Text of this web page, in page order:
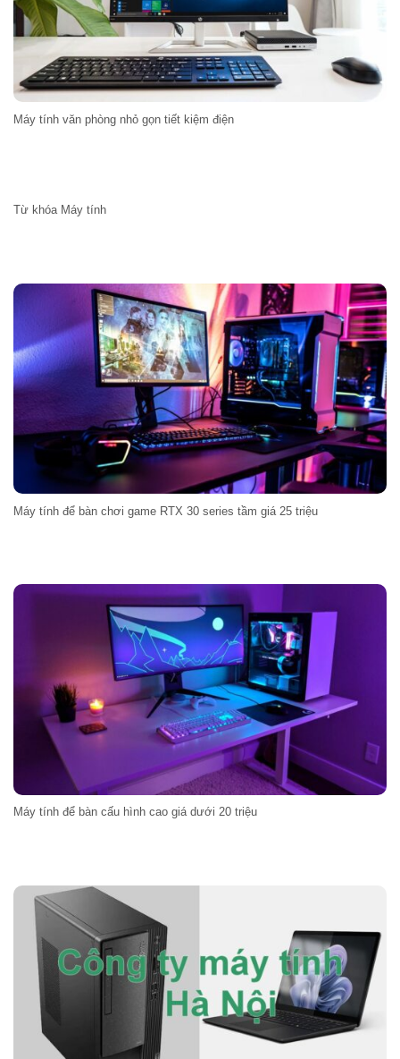
Máy tính văn phòng nhỏ gọn tiết kiệm điện
Từ khóa Máy tính
Máy tính để bàn chơi game RTX 30 series tầm giá 25 triệu
Máy tính để bàn cấu hình cao giá dưới 20 triệu